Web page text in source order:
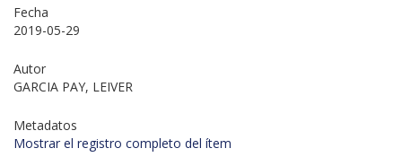
Fecha
2019-05-29
Autor
GARCIA PAY, LEIVER
Metadatos
Mostrar el registro completo del ítem